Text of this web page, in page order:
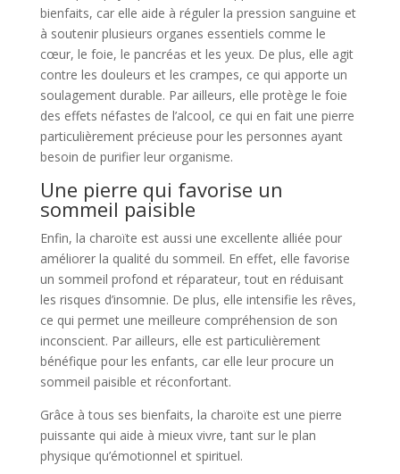
bienfaits, car elle aide à réguler la pression sanguine et
à soutenir plusieurs organes essentiels comme le
cœur, le foie, le pancréas et les yeux. De plus, elle agit
contre les douleurs et les crampes, ce qui apporte un
soulagement durable. Par ailleurs, elle protège le foie
des effets néfastes de l’alcool, ce qui en fait une pierre
particulièrement précieuse pour les personnes ayant
besoin de purifier leur organisme.
Une pierre qui favorise un
sommeil paisible
Enfin, la charoïte est aussi une excellente alliée pour
améliorer la qualité du sommeil. En effet, elle favorise
un sommeil profond et réparateur, tout en réduisant
les risques d’insomnie. De plus, elle intensifie les rêves,
ce qui permet une meilleure compréhension de son
inconscient. Par ailleurs, elle est particulièrement
bénéfique pour les enfants, car elle leur procure un
sommeil paisible et réconfortant.
Grâce à tous ses bienfaits, la charoïte est une pierre
puissante qui aide à mieux vivre, tant sur le plan
physique qu’émotionnel et spirituel.